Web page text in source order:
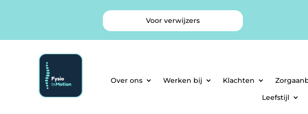
Voor verwijzers
Over ons Werken bij Klachten
Leefstijl